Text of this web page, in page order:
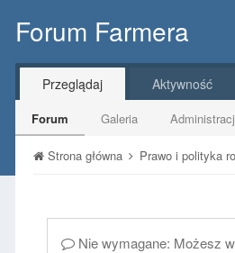
Forum Farmera
Przeglądaj
Forum Galeria
Aktywność
Strona główna Prawo i polityka
Nie wymagane: Możesz